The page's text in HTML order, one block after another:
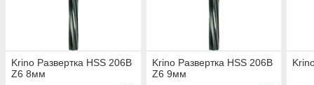
Krino Развертка HSS 206B
Z6 8мм
Krino Развертка HSS 206B
Z6 9мм